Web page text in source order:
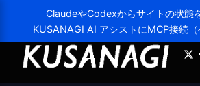
ClaudeやCodexからサイトの状態
KUSANAGI AI アシストにMCP接続
A-